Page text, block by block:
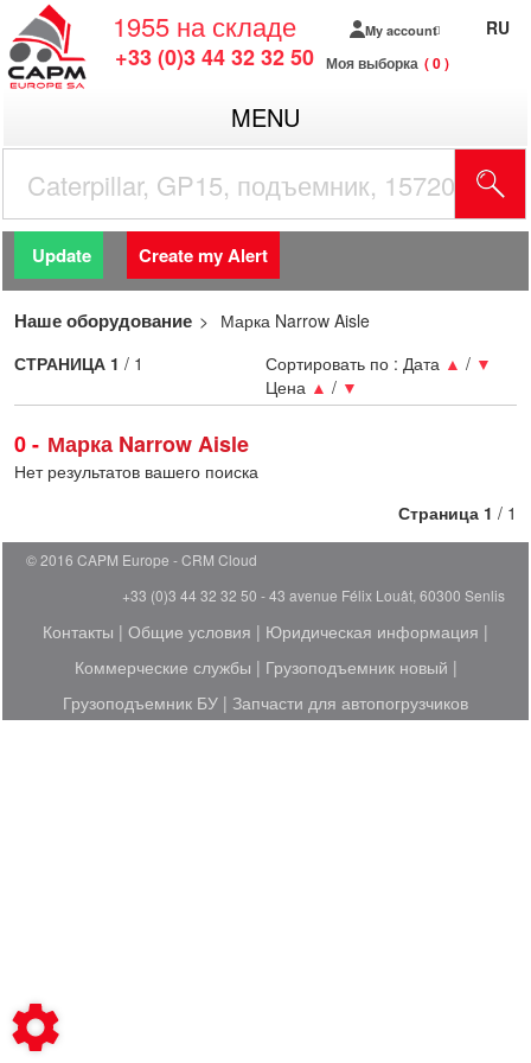
1955 на складе
+33 (0)3 44 32 32 50
My account
Моя выборка 0
RU
MENU
Update Create my Alert
Наше оборудование Марка Narrow Aisle
0 Марка Narrow Aisle
Сортировать по : Дата ▲ / ▼
Цена ▲ / ▼
СТРАНИЦА 1 / 1
Нет результатов вашего поиска
Страница 1 / 1
© 2016 CAPM Europe
CRM Cloud
+33 (0)3 44 32 32 50 - 43 avenue Félix Louât, 60300 Senlis
Контакты | Общие условия | Юридическая информация |
Коммерческие службы | Грузоподъемник новый |
Грузоподъемник БУ | Запчасти для автопогрузчиков